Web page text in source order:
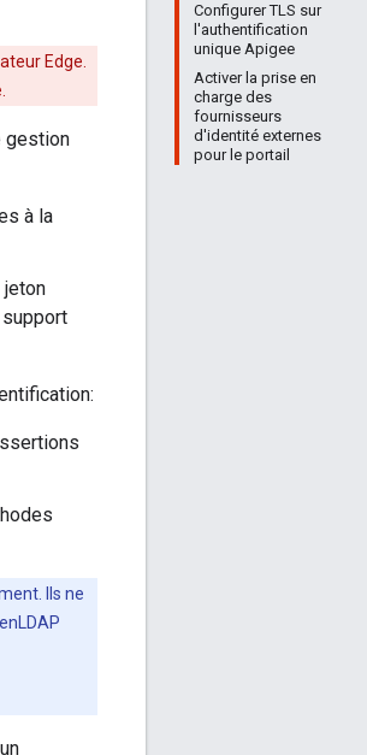
Configurer TLS sur
l'authentification
unique Apigee
Activer la prise en
charge des
fournisseurs
d'identité externes
pour le portail
Edge.
gestion
à la
jeton
Ils ne